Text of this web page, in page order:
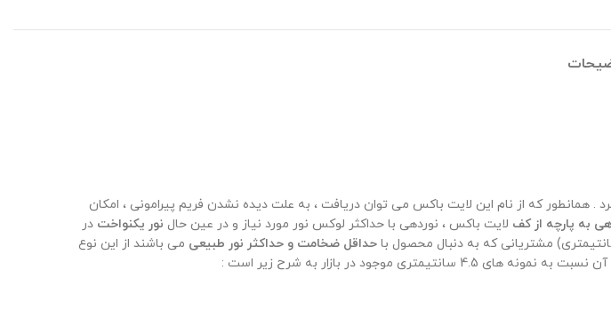
. همانطور که از نام این لایت باکس می توان دریافت ، به علت دیده نشدن فریم پیرامونی ، امکان
به پارچه از کف لایت باکس ، نوردهی با حداکثر لوکس نور مورد نیاز و در عین حال نور یکنواخت در
حداقل ضخامت و حداکثر نور طبیعی می باشند از این نوع
سانتیمتری موجود در بازار به شرح زیر است :